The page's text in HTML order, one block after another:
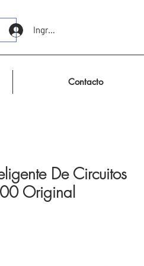
Ingresar
Contacto
De Circuitos
Original